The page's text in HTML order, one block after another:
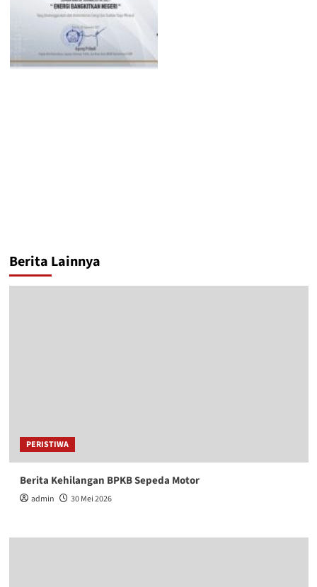
Berita Lainnya
PERISTIWA
Berita Kehilangan BPKB Sepeda Motor
admin 30 Mei 2026